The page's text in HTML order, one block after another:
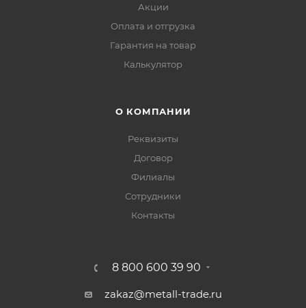
Акции
Оплата и отгрузка
Гарантия на товар
Калькулятор
О КОМПАНИИ
Реквизиты
Договор
Филиалы
Сотрудники
Контакты
8 800 600 39 90
zakaz@metall-trade.ru